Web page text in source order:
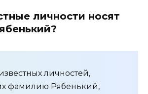
личности носят
личностей,
фамилию Рябенький,